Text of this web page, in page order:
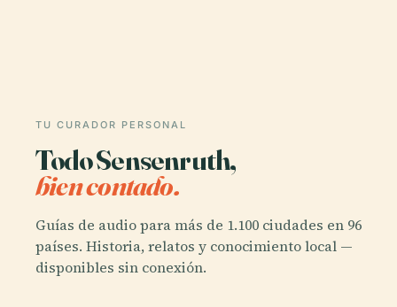
TU CURADOR PERSONAL
Todo Sensenruth,
bien contado.
Guías de audio para más de 1.100 ciudades en 96
países. Historia, relatos y conocimiento local —
disponibles sin conexión.